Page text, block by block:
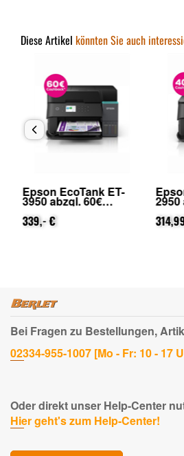
Diese Artikel könnten Sie auch
Epson EcoTank ET-
2950 abzgl. 40€
Cashback (von Epson
nach Registrierung)
314,99 €
Bei Fragen zu Bestellungen,
02334-955-1007 [Mo - Fr: 10 - 17
Oder direkt unser Help-Center
Hier geht's zum Help-Center!